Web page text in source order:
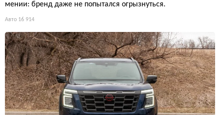
мении: бренд даже не попытался огрызнуться.
Авто 16 914